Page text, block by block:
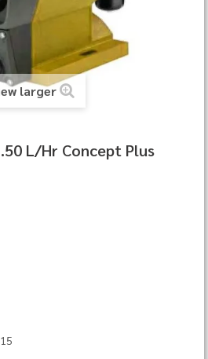
larger
L/Hr Concept Plus